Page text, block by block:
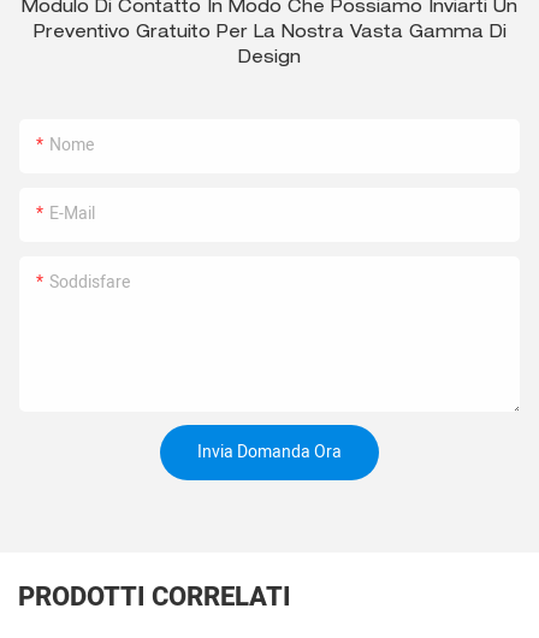
Modulo Di Contatto In Modo Che Possiamo Inviarti Un
Preventivo Gratuito Per La Nostra Vasta Gamma Di
Design
Nome
E-Mail
Soddisfare
Invia Domanda Ora
PRODOTTI CORRELATI